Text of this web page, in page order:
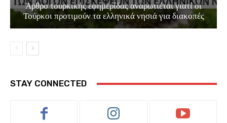
Άρθρο τουρκικής εφημερίδας αναρωτιέται γιατί οι
Τούρκοι προτιμούν τα ελληνικά νησιά για διακοπές
STAY CONNECTED